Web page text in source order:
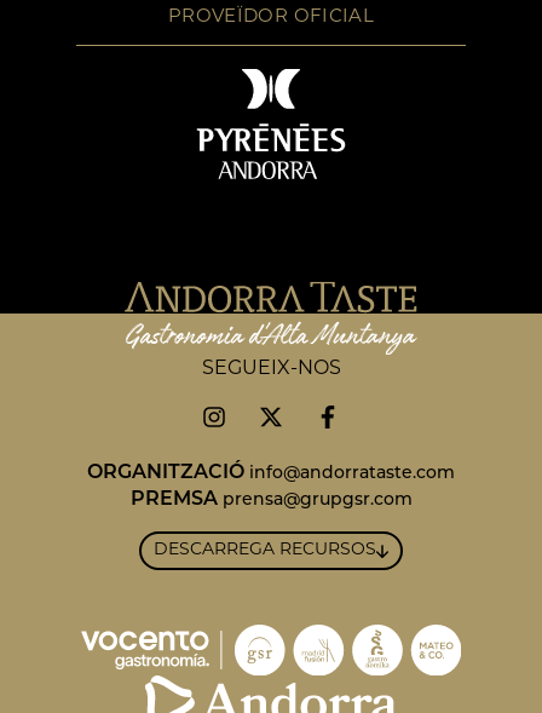
PROVEÏDOR OFICIAL
SEGUEIX-NOS
ORGANITZACIÓ info@andorrataste.com
PREMSA prensa@grupgsr.com
DESCARREGA RECURSOS